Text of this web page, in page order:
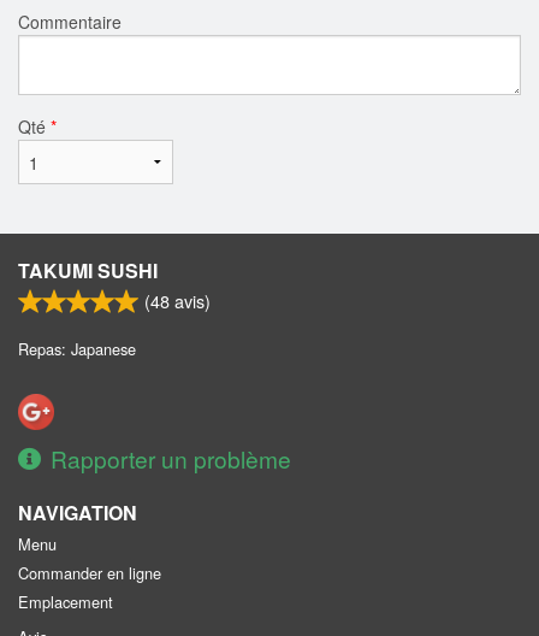
Commentaire
Qté *
TAKUMI SUSHI
(48avis)
Repas: Japanese
Rapporter un problème
NAVIGATION
Menu
Commander en ligne
Emplacement